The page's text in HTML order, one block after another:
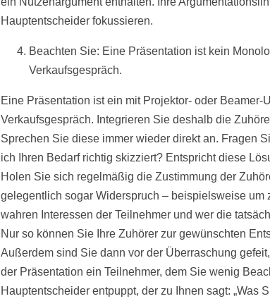
Hauptentscheider fokussieren.
Beachten Sie: Eine Präsentation ist kein
Verkaufsgespräch.
Eine Präsentation ist ein mit Projektor- oder Beamer-
Verkaufsgespräch. Integrieren Sie deshalb die
Sprechen Sie diese immer wieder direkt an. Fragen
ich Ihren Bedarf richtig skizziert? Entspricht diese
Holen Sie sich regelmäßig die Zustimmung der
gelegentlich sogar Widerspruch – beispielsweise um
wahren Interessen der Teilnehmer und wer die
Nur so können Sie Ihre Zuhörer zur gewünschten
Außerdem sind Sie dann vor der Überraschung
der Präsentation ein Teilnehmer, dem Sie wenig
Hauptentscheider entpuppt, der zu Ihnen sagt: „Was